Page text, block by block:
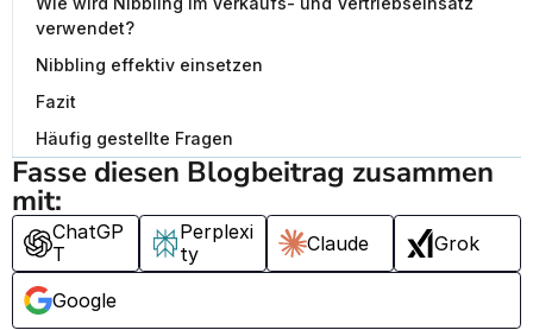
verwendet?
Nibbling effektiv einsetzen
Fazit
Häufig gestellte Fragen
Fasse diesen Blogbeitrag zusammen
mit:
ChatGP
T
Perplexi
ty
Claude Grok
Google